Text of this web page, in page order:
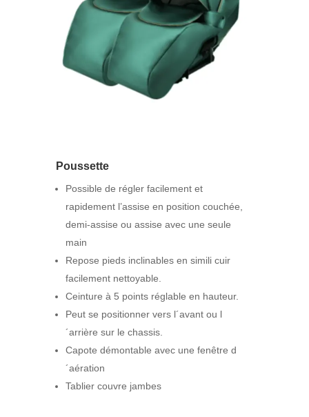
Poussette
Possible de régler facilement et
rapidement l’assise en position couchée,
demi-assise ou assise avec une seule
main
Repose pieds inclinables en simili cuir
facilement nettoyable.
Ceinture à 5 points réglable en hauteur.
Peut se positionner vers l´avant ou l
´arrière sur le chassis.
Capote démontable avec une fenêtre d
´aération
Tablier couvre jambes